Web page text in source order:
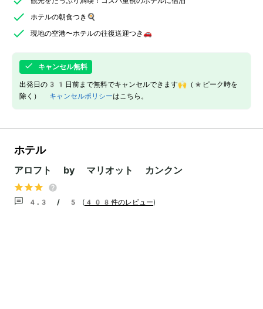
ホテルの朝食つき🍳
現地の空港〜ホテルの往復送迎つき🚗
キャンセル無料
出発日の31日前まで無料でキャンセルできます🙌（*ピーク時を
除く） キャンセルポリシーはこちら。
ホテル
アロフト by マリオット カンクン
4.3 / 5 ( 408件のレビュー)